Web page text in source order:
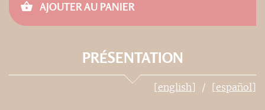
AJOUTER AU PANIER
PRÉSENTATION
[english] [español]